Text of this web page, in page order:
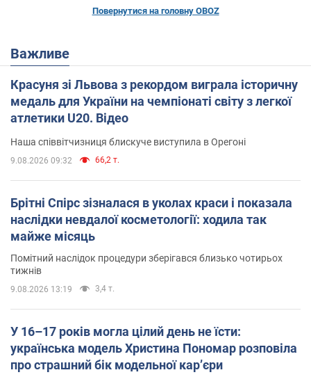
Повернутися на головну OBOZ
Важливе
Красуня зі Львова з рекордом виграла історичну
медаль для України на чемпіонаті світу з легкої
атлетики U20. Відео
Наша співвітчизниця блискуче виступила в Орегоні
9.08.2026 09:32 66,2 т.
Брітні Спірс зізналася в уколах краси і показала
наслідки невдалої косметології: ходила так
майже місяць
Помітний наслідок процедури зберігався близько чотирьох
тижнів
9.08.2026 13:19 3,4 т.
У 16–17 років могла цілий день не їсти:
українська модель Христина Пономар розповіла
про страшний бік модельної кар’єри